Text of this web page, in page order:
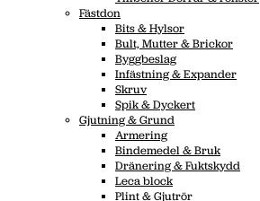
Fästdon
Bits & Hylsor
Bult, Mutter & Brickor
Byggbeslag
Infästning & Expander
Skruv
Spik & Dyckert
Gjutning & Grund
Armering
Bindemedel & Bruk
Dränering & Fuktskydd
Leca block
Plint & Gjutrör